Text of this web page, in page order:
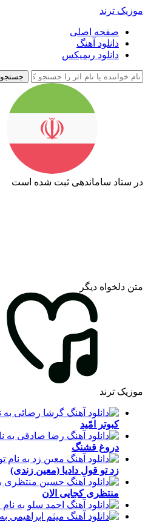
موزیک ترند
صفحه اصلی
دانلود آهنگ
دانلود ریمیکس
جستجو
در ستاد ساماندهی ثبت شده است
متن دلخواه دیگر
موزیک ترند
کبوتر امّید
دروغ قشنگ
زدتو قول دادیا (معین زندی)
منتظریکجایی الان